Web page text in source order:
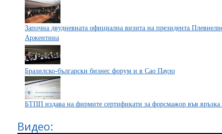
Започна двудневната официална визита на президента
Аржентина
Бразилско-български бизнес форум и в Сао Пауло
БТПП издава на фирмите сертификати за форсмажор във връзка
Видео: